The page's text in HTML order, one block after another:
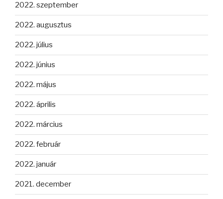
2022. szeptember
2022. augusztus
2022. július
2022. június
2022. május
2022. április
2022. március
2022. február
2022. január
2021. december